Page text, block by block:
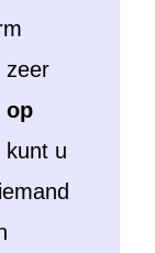
zeer
op
kunt u